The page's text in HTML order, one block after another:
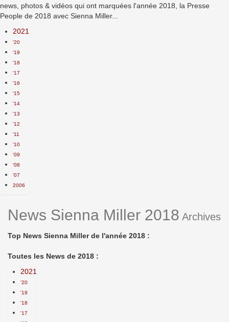
news, photos & vidéos qui ont marquées l'année 2018, la Presse
People de 2018 avec Sienna Miller...
2021
'20
'19
'18
'17
'16
'15
'14
'13
'12
'11
'10
'09
'08
'07
2006
News Sienna Miller 2018 Archives
Top News Sienna Miller de l'année 2018 :
Toutes les News de 2018 :
2021
'20
'19
'18
'17